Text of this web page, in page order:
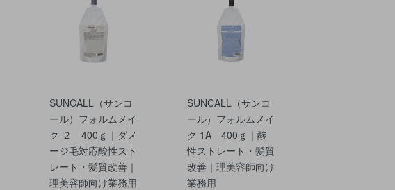
SUNCALL（サンコ
ール）フォルムメイ
ク ２ 400ｇ｜ダメ
ージ毛対応酸性スト
レート・髪質改善｜
理美容師向け業務用
SUNCALL（サンコ
ール）フォルムメイ
ク 1A 400ｇ｜酸
性ストレート・髪質
改善｜理美容師向け
業務用